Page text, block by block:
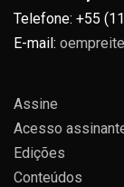
Telefone: +55
E-mail:
Assine
Acesso
Edições
Conteúdos